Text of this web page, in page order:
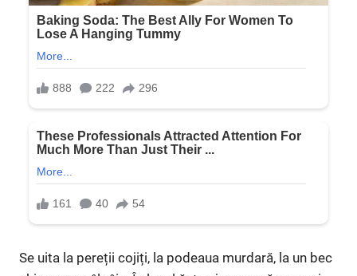
Se uita la pereții cojiți, la podeaua murdară, la un bec